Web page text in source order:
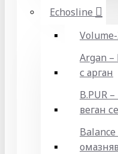
Echosline
Argan
с арган
B.PUR
веган